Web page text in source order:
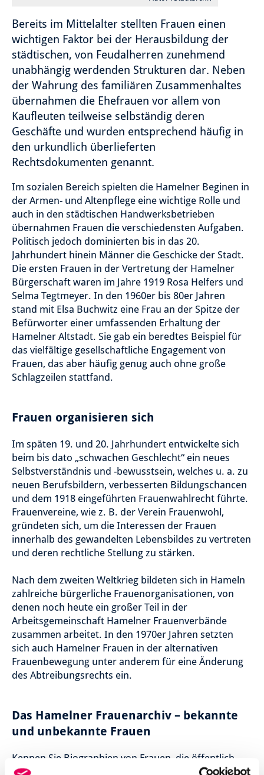
Bereits im Mittelalter stellten Frauen einen
wichtigen Faktor bei der Herausbildung der
städtischen, von Feudalherren zunehmend
unabhängig werdenden Strukturen dar. Neben
der Wahrung des familiären Zusammenhaltes
übernahmen die Ehefrauen vor allem von
Kaufleuten teilweise selbständig deren
Geschäfte und wurden entsprechend häufig in
den urkundlich überlieferten
Rechtsdokumenten genannt.
Im sozialen Bereich spielten die Hamelner Beginen in
der Armen- und Altenpflege eine wichtige Rolle und
auch in den städtischen Handwerksbetrieben
übernahmen Frauen die verschiedensten Aufgaben.
Politisch jedoch dominierten bis in das 20.
Jahrhundert hinein Männer die Geschicke der Stadt.
Die ersten Frauen in der Vertretung der Hamelner
Bürgerschaft waren im Jahre 1919 Rosa Helfers und
Selma Tegtmeyer. In den 1960er bis 80er Jahren
stand mit Elsa Buchwitz eine Frau an der Spitze der
Befürworter einer umfassenden Erhaltung der
Hamelner Altstadt. Sie gab ein beredtes Beispiel für
das vielfältige gesellschaftliche Engagement von
Frauen, das aber häufig genug auch ohne große
Schlagzeilen stattfand.
Frauen organisieren sich
Im späten 19. und 20. Jahrhundert entwickelte sich
beim bis dato „schwachen Geschlecht“ ein neues
Selbstverständnis und -bewusstsein, welches u. a. zu
neuen Berufsbildern, verbesserten Bildungschancen
und dem 1918 eingeführten Frauenwahlrecht führte.
Frauenvereine, wie z. B. der Verein Frauenwohl,
gründeten sich, um die Interessen der Frauen
innerhalb des gewandelten Lebensbildes zu vertreten
und deren rechtliche Stellung zu stärken.
Nach dem zweiten Weltkrieg bildeten sich in Hameln
zahlreiche bürgerliche Frauenorganisationen, von
denen noch heute ein großer Teil in der
Arbeitsgemeinschaft Hamelner Frauenverbände
zusammen arbeitet. In den 1970er Jahren setzten
sich auch Hamelner Frauen in der alternativen
Frauenbewegung unter anderem für eine Änderung
des Abtreibungsrechts ein.
Das Hamelner Frauenarchiv – bekannte
und unbekannte Frauen
Kennen Sie Biographien von Frauen, die öffentlich
oder im Verborgenen ihren Beitrag zum Gemeinwohl